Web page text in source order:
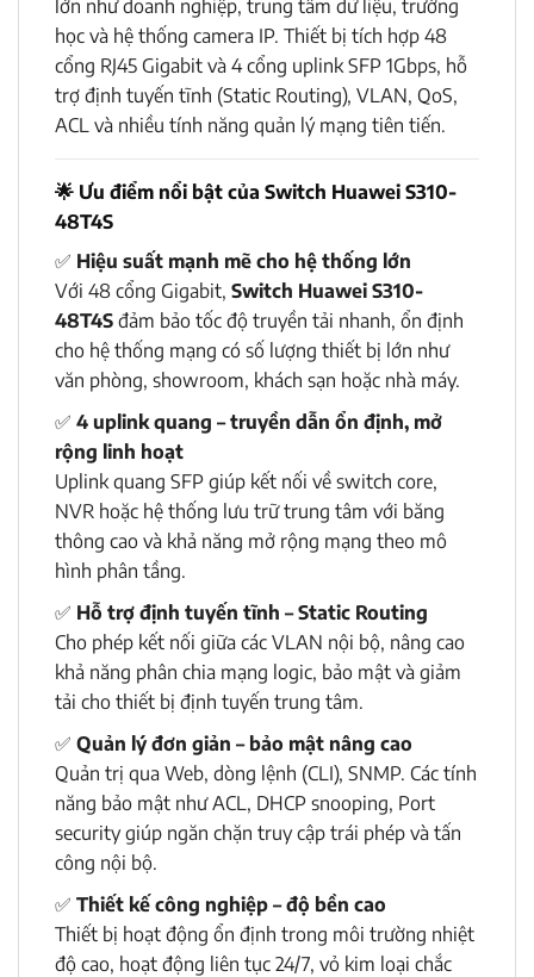
lớn như doanh nghiệp, trung tâm dữ liệu, trường
học và hệ thống camera IP. Thiết bị tích hợp 48
cổng RJ45 Gigabit và 4 cổng uplink SFP 1Gbps, hỗ
trợ định tuyến tĩnh (Static Routing), VLAN, QoS,
ACL và nhiều tính năng quản lý mạng tiên tiến.
🌟 Ưu điểm nổi bật của Switch Huawei S310-
48T4S
✅ Hiệu suất mạnh mẽ cho hệ thống lớn
Với 48 cổng Gigabit, Switch Huawei S310-
48T4S đảm bảo tốc độ truyền tải nhanh, ổn định
cho hệ thống mạng có số lượng thiết bị lớn như
văn phòng, showroom, khách sạn hoặc nhà máy.
✅ 4 uplink quang – truyền dẫn ổn định, mở
rộng linh hoạt
Uplink quang SFP giúp kết nối về switch core,
NVR hoặc hệ thống lưu trữ trung tâm với băng
thông cao và khả năng mở rộng mạng theo mô
hình phân tầng.
✅ Hỗ trợ định tuyến tĩnh – Static Routing
Cho phép kết nối giữa các VLAN nội bộ, nâng cao
khả năng phân chia mạng logic, bảo mật và giảm
tải cho thiết bị định tuyến trung tâm.
✅ Quản lý đơn giản – bảo mật nâng cao
Quản trị qua Web, dòng lệnh (CLI), SNMP. Các tính
năng bảo mật như ACL, DHCP snooping, Port
security giúp ngăn chặn truy cập trái phép và tấn
công nội bộ.
✅ Thiết kế công nghiệp – độ bền cao
Thiết bị hoạt động ổn định trong môi trường nhiệt
độ cao, hoạt động liên tục 24/7, vỏ kim loại chắc